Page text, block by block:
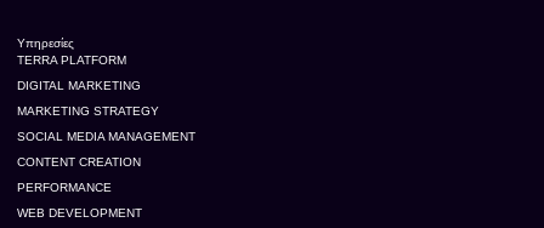
Υπηρεσίες
TERRA PLATFORM
DIGITAL MARKETING
MARKETING STRATEGY
SOCIAL MEDIA MANAGEMENT
CONTENT CREATION
PERFORMANCE
WEB DEVELOPMENT